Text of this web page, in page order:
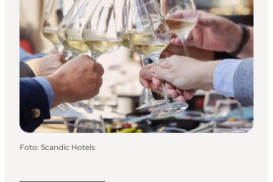
Foto: Scandic Hotels